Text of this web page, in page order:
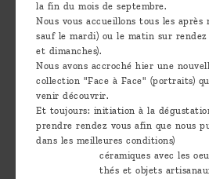
Discover
Pu'Erh
How
infuse
la fin du mois de septembre.
Nous vous accueillons tous les après
sauf le mardi) ou le matin sur
et dimanches).
Nous avons accroché hier une
collection "Face à Face" (portraits)
venir découvrir.
Et toujours: initiation à la
prendre rendez vous afin que nous
dans les meilleures conditions)
céramiques avec les
thés et objets artisanaux